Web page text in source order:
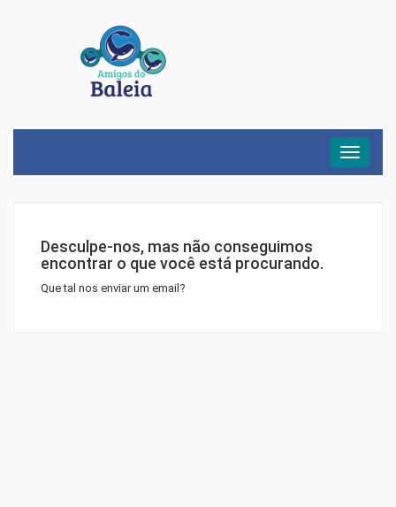
Menu
Desculpe-nos, mas não conseguimos
encontrar o que você está procurando.
Que tal nos enviar um email?